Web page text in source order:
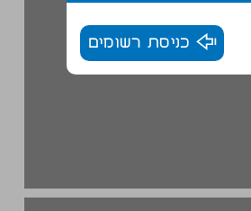
כניסת רשומים